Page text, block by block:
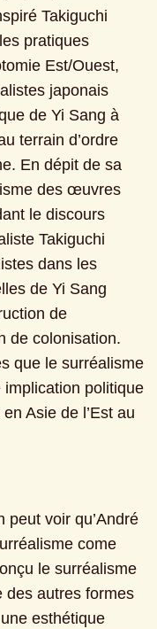
Takiguchi
pratiques
Est/Ouest,
japonais
de Yi Sang à
terrain d’ordre
En dépit de sa
des œuvres
le discours
Takiguchi
dans les
de Yi Sang
de
de colonisation.
que le surréalisme
politique
Asie de l’Est au
peut voir qu’André
come
le surréalisme
des autres formes
esthétique